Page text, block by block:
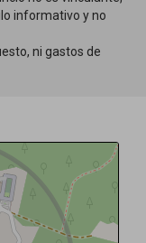
informativo y no
ni gastos de